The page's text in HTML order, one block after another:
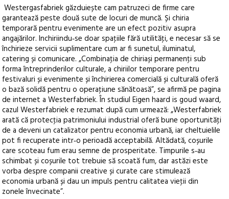
Westergasfabriek găzduiește cam patruzeci de firme care
garantează peste două sute de locuri de muncă. Și chiria
temporară pentru evenimente are un efect pozitiv asupra
angajărilor. Inchiriindu‑se doar spaţiile fără utilităţi, e necesar să se
închirieze servicii suplimentare cum ar fi sunetul, iluminatul,
catering și comunicare. „Combinaţia de chiriași permanenţi sub
forma întreprinderilor culturale, a chiriilor temporare pentru
festivaluri și evenimente și închirierea comercială și culturală oferă
o bază solidă pentru o operaţiune sănătoasă”, se afirmă pe pagina
de internet a Westerfabriek. În studiul Eigen haard is goud waard,
cazul Westerfabriek e rezumat după cum urmează: „Westerfabriek
arată că protecţia patrimoniului industrial oferă bune oportunităţi
de a deveni un catalizator pentru economia urbană, iar cheltuielile
pot fi recuperate intr‑o perioadă acceptabilă. Altădată, coșurile
care scoteau fum erau semne de prosperitate. Timpurile s‑au
schimbat și coșurile tot trebuie să scoată fum, dar astăzi este
vorba despre companii creative și curate care stimulează
economia urbană și dau un impuls pentru calitatea vieţii din
zonele învecinate”.